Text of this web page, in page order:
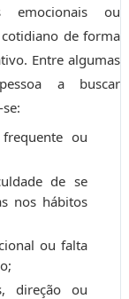
emocionais ou
de forma
Entre algumas
a buscar
ou
de se
nos hábitos
ou falta
direção ou